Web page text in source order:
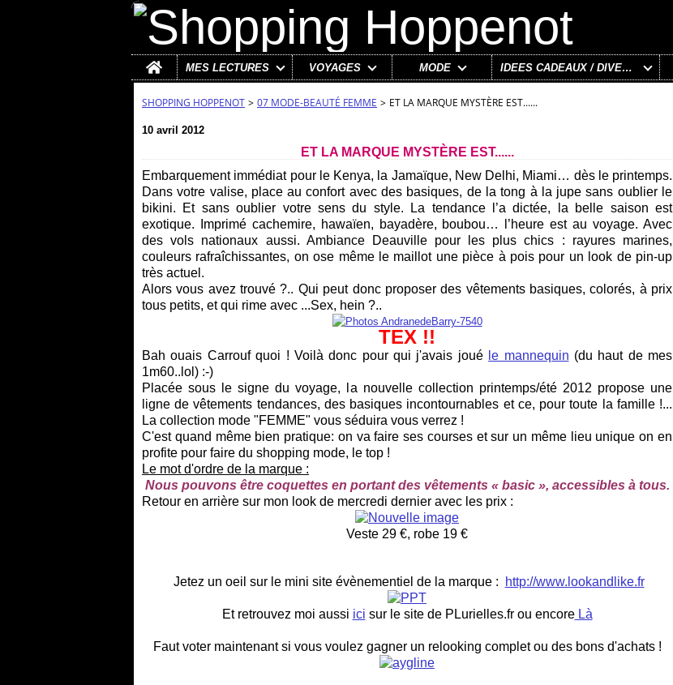
Home
MES LECTURES VOYAGES MODE IDÉES CADEAUX / DIVERS
SHOPPING HOPPENOT > 07 MODE-BEAUTÉ FEMME > ET LA MARQUE MYSTÈRE EST......
10 avril 2012
ET LA MARQUE MYSTÈRE EST......
Embarquement immédiat pour le Kenya, la Jamaïque, New Delhi, Miami… dès le printemps.
Dans votre valise, place au confort avec des basiques, de la tong à la jupe sans oublier le
bikini. Et sans oublier votre sens du style. La tendance l’a dictée, la belle saison est
exotique. Imprimé cachemire, hawaïen, bayadère, boubou… l’heure est au voyage. Avec
des vols nationaux aussi. Ambiance Deauville pour les plus chics : rayures marines,
couleurs rafraîchissantes, on ose même le maillot une pièce à pois pour un look de pin-up
très actuel.
Alors vous avez trouvé ?.. Qui peut donc proposer des vêtements basiques, colorés, à prix
tous petits, et qui rime avec ...Sex, hein ?..
TEX !!
Bah ouais Carrouf quoi ! Voilà donc pour qui j'avais joué le mannequin (du haut de mes
1m60..lol) :-)
Placée sous le signe du voyage, la nouvelle collection printemps/été 2012 propose une
ligne de vêtements tendances, des basiques incontournables et ce, pour toute la famille !...
La collection mode "FEMME" vous séduira vous verrez !
C'est quand même bien pratique: on va faire ses courses et sur un même lieu unique on en
profite pour faire du shopping mode, le top !
Le mot d'ordre de la marque :
Nous pouvons être coquettes en portant des vêtements « basic », accessibles à tous.
Retour en arrière sur mon look de mercredi dernier avec les prix :
Veste 29 €, robe 19 €
Jetez un oeil sur le mini site évènementiel de la marque : http://www.lookandlike.fr
Et retrouvez moi aussi ici sur le site de PLurielles.fr ou encoreLà
Faut voter maintenant si vous voulez gagner un relooking complet ou des bons d'achats !